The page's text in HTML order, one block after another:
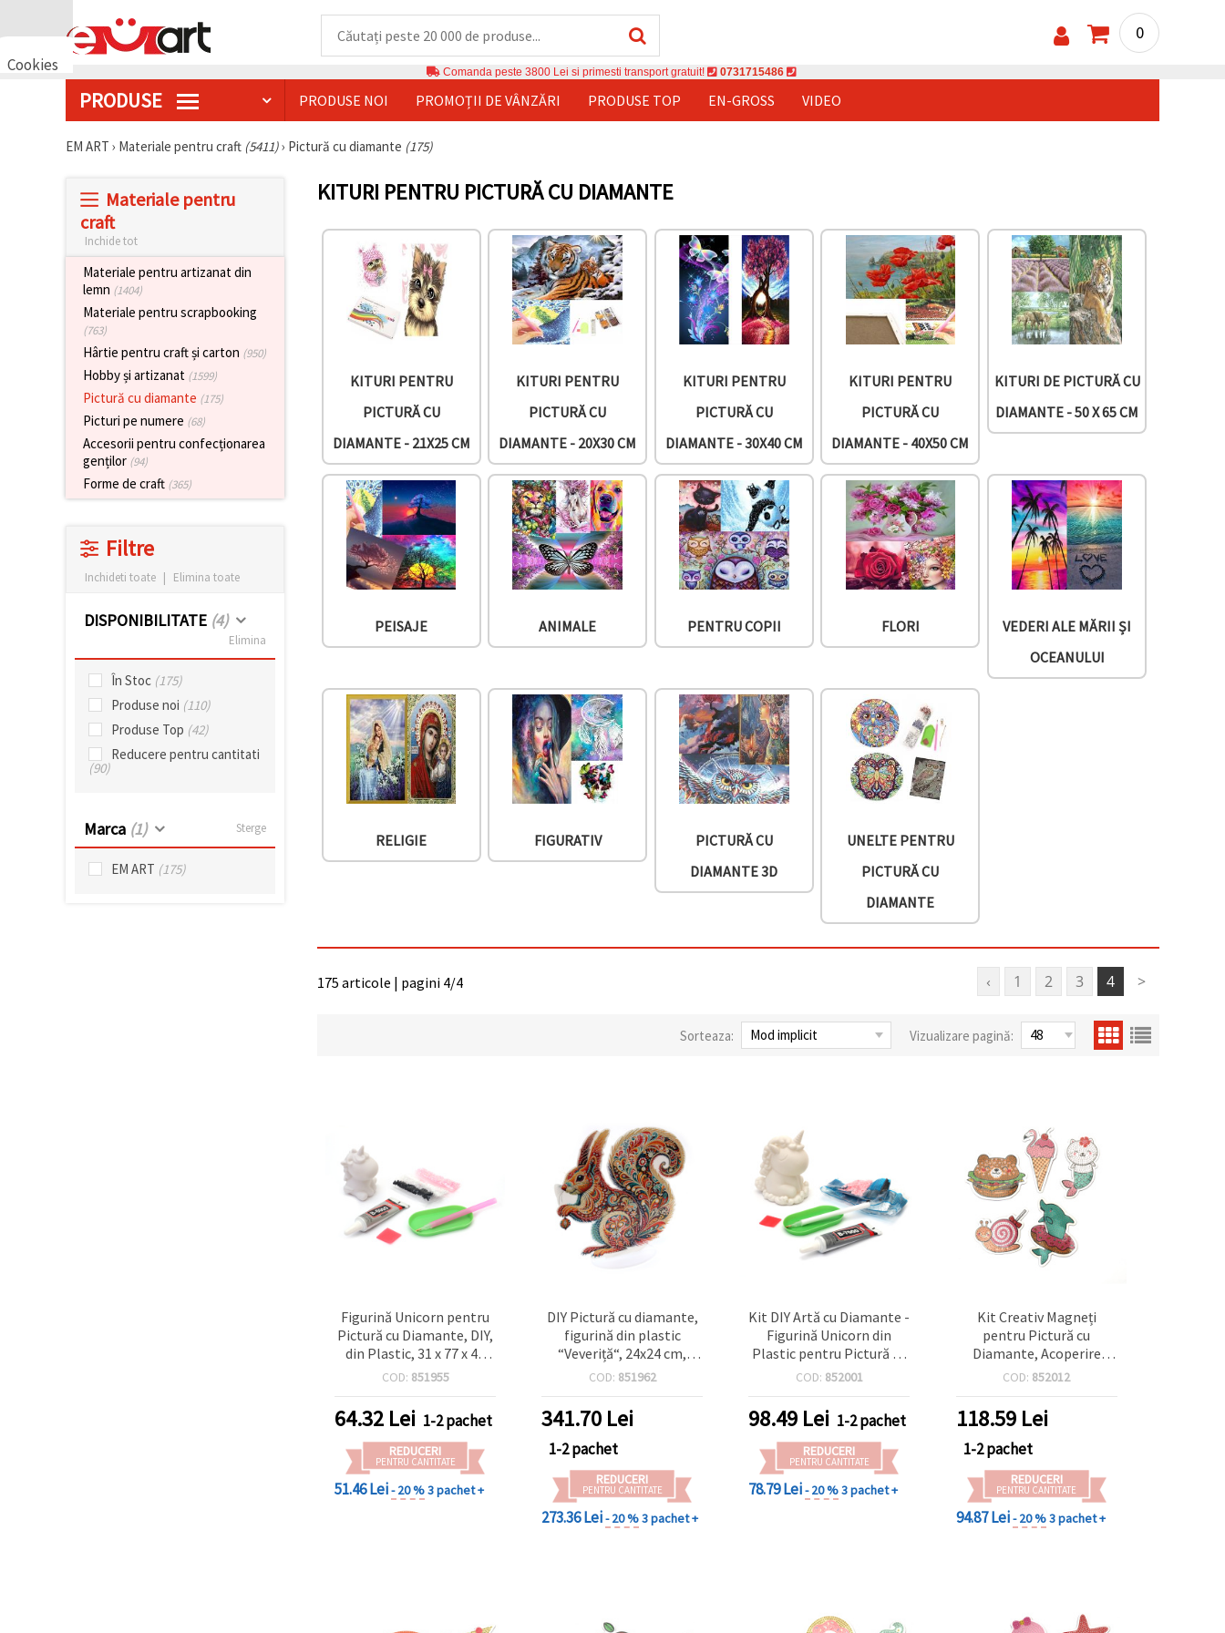
Cookies
0
Comanda peste 3800 Lei si primesti transport gratuit! 0731715486
PRODUSE PRODUSE NOI PROMOȚII DE VÂNZĂRI PRODUSE TOP EN-GROSS VIDEO
EM ART › Materiale pentru craft (5411)› Pictură cu diamante (175)
Materiale pentru
craft
Inchide tot
Materiale pentru artizanat din
lemn (1404)
Materiale pentru scrapbooking
(763)
Hârtie pentru craft și carton (950)
Hobby și artizanat (1599)
Pictură cu diamante (175)
Picturi pe numere (68)
Accesorii pentru confecționarea
genților (94)
Forme de craft (365)
Filtre
Inchideti toate | Elimina toate
DISPONIBILITATE (4)
Elimina
În Stoc (175)
Produse noi (110)
Produse Top (42)
Reducere pentru cantitati
(90)
Marca (1) Sterge
EM ART (175)
KITURI PENTRU PICTURĂ CU DIAMANTE
KITURI PENTRU
PICTURĂ CU
DIAMANTE - 21X25 CM
KITURI PENTRU
PICTURĂ CU
DIAMANTE - 20X30 CM
KITURI PENTRU
PICTURĂ CU
DIAMANTE - 30X40 CM
KITURI PENTRU
PICTURĂ CU
DIAMANTE - 40X50 CM
KITURI DE PICTURĂ CU
DIAMANTE - 50 X 65 CM
PEISAJE ANIMALE PENTRU COPII FLORI
VEDERI ALE MĂRII ȘI
OCEANULUI
RELIGIE FIGURATIV
PICTURĂ CU
DIAMANTE 3D
UNELTE PENTRU
PICTURĂ CU
DIAMANTE
‹ 1 2 3 4 >
175 articole | pagini 4/4
Sorteaza: Vizualizare pagină:
Figurină Unicorn pentru
Pictură cu Diamante, DIY,
din Plastic, 31 x 77 x 45
mm
COD: 851955
64.32 Lei 1-2 pachet
REDUCERI
PENTRU CANTITATE
51.46 Lei- 20 %3 pachet +
DIY Pictură cu diamante,
figurină din plastic
“Veveriță“, 24x24 cm,
diamante rotunde,
suport de expunere -
Veveriță GJ397
COD: 851962
341.70 Lei
1-2 pachet
REDUCERI
PENTRU CANTITATE
273.36 Lei- 20 %3 pachet +
Kit DIY Artă cu Diamante -
Figurină Unicorn din
Plastic pentru Pictură cu
Diamante, 40x98x62 mm
COD: 852001
98.49 Lei 1-2 pachet
REDUCERI
PENTRU CANTITATE
78.79 Lei- 20 %3 pachet +
Kit Creativ Magneți
pentru Pictură cu
Diamante, Acoperire
Parțială - 5 Modele Mixte
COD: 852012
118.59Lei
1-2 pachet
REDUCERI
PENTRU CANTITATE
94.87 Lei- 20 %3 pachet +